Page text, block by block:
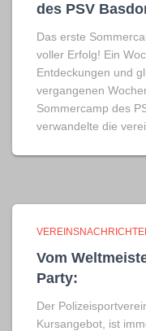
des PSV
Das erste
voller Erfolg! Ein
Entdeckungen und
vergangenen
Sommercamp des
verwandelte die
Vom
Party:
Der
Kursangebot, ist